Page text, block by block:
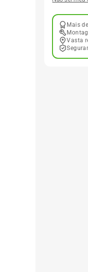
Mais
Vasta
195 55r15